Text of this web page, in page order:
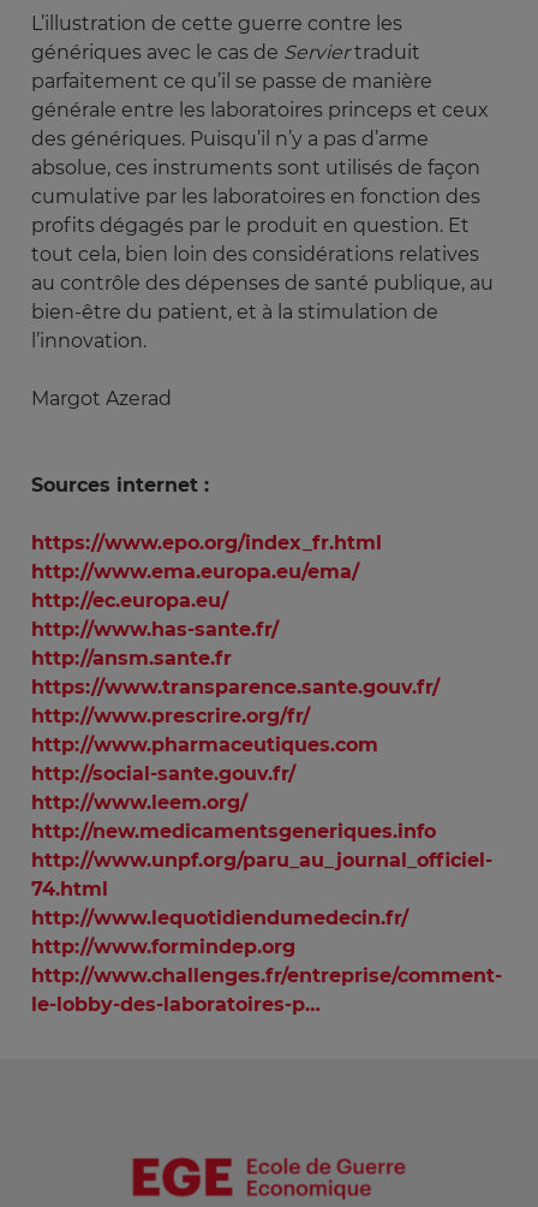
L’illustration de cette guerre contre les
génériques avec le cas de Serviertraduit
parfaitement ce qu’il se passe de manière
générale entre les laboratoires princeps et ceux
des génériques. Puisqu’il n’y a pas d’arme
absolue, ces instruments sont utilisés de façon
cumulative par les laboratoires en fonction des
profits dégagés par le produit en question. Et
tout cela, bien loin des considérations relatives
au contrôle des dépenses de santé publique, au
bien-être du patient, et à la stimulation de
l’innovation.
Margot Azerad
Sources internet :
https://www.epo.org/index_fr.html
http://www.ema.europa.eu/ema/
http://ec.europa.eu/
http://www.has-sante.fr/
http://ansm.sante.fr
https://www.transparence.sante.gouv.fr/
http://www.prescrire.org/fr/
http://www.pharmaceutiques.com
http://social-sante.gouv.fr/
http://www.leem.org/
http://new.medicamentsgeneriques.info
http://www.unpf.org/paru_au_journal_officiel-
74.html
http://www.lequotidiendumedecin.fr/
http://www.formindep.org
http://www.challenges.fr/entreprise/comment-
le-lobby-des-laboratoires-p…